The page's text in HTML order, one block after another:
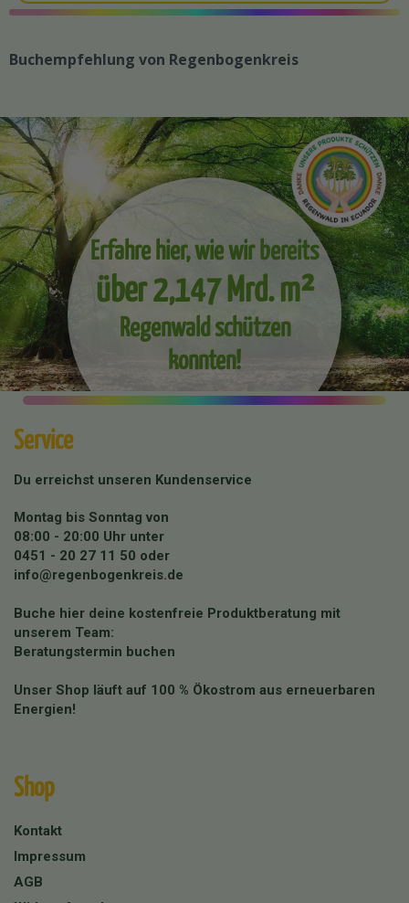
Buchempfehlung von Regenbogenkreis
Erfahre hier, wie wir bereits
über 2,147 Mrd. m²
Regenwald schützen
konnten!
Service
Du erreichst unseren Kundenservice
Montag bis Sonntag von
08:00 - 20:00 Uhr unter
0451 - 20 27 11 50 oder
info@regenbogenkreis.de
Buche hier deine kostenfreie Produktberatung mit
unserem Team:
Beratungstermin buchen
Unser Shop läuft auf 100 % Ökostrom aus erneuerbaren
Energien!
Shop
Kontakt
Impressum
AGB